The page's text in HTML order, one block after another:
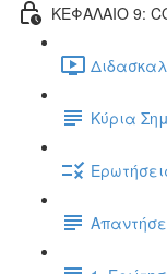
ΚΕΦΑΛΑΙΟ 9:
Κύρια